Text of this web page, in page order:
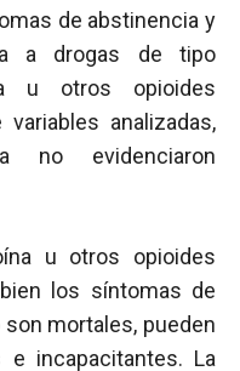
de abstinencia y
a drogas de tipo
u otros opioides
analizadas,
no evidenciaron
u otros opioides
los síntomas de
mortales, pueden
e incapacitantes. La